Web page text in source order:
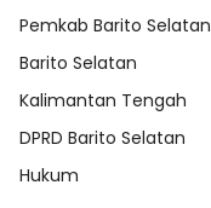
Pemkab Barito Selatan
Barito Selatan
Kalimantan Tengah
DPRD Barito Selatan
Hukum